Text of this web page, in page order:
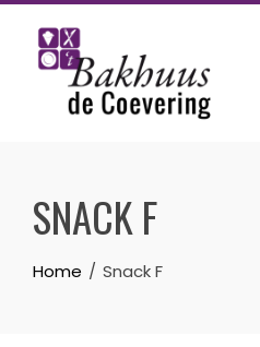
Skip
content
SNACK F
Home Snack F